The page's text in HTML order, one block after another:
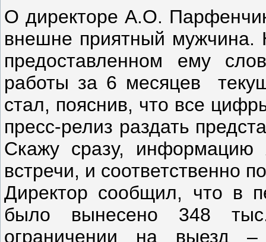
О директоре А.О.
внешне приятный мужчина.
предоставленном ему
работы за 6 месяцев
стал, пояснив, что все
пресс-релиз раздать
Скажу сразу, информацию
встречи, и соответственно
Директор сообщил, что в
было вынесено 348
ограничении на выезд